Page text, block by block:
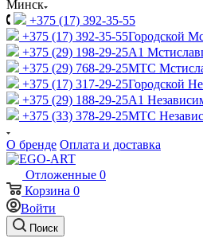
Минск
+375 (17) 392-35-55
+375 (17) 392-35-55Городской
+375 (29) 198-29-25A1
+375 (29) 768-29-25МТС
+375 (17) 317-29-25Городской
+375 (29) 188-29-25A1
+375 (33) 378-29-25МТС
О бренде Оплата и доставка
Отложенные 0
Корзина 0
Войти
Поиск